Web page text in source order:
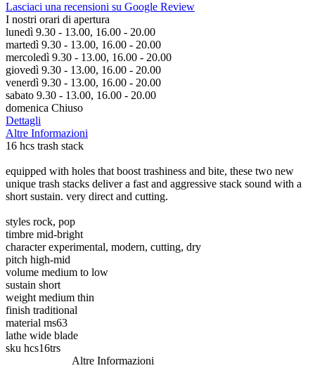
Lasciaci una recensioni su Google Review
I nostri orari di apertura
lunedì 9.30 - 13.00, 16.00 - 20.00
martedì 9.30 - 13.00, 16.00 - 20.00
mercoledì 9.30 - 13.00, 16.00 - 20.00
giovedì 9.30 - 13.00, 16.00 - 20.00
venerdì 9.30 - 13.00, 16.00 - 20.00
sabato 9.30 - 13.00, 16.00 - 20.00
domenica Chiuso
Dettagli
Altre Informazioni
16 hcs trash stack
equipped with holes that boost trashiness and bite, these two new
unique trash stacks deliver a fast and aggressive stack sound with a
short sustain. very direct and cutting.
styles rock, pop
timbre mid-bright
character experimental, modern, cutting, dry
pitch high-mid
volume medium to low
sustain short
weight medium thin
finish traditional
material ms63
lathe wide blade
sku hcs16trs
Altre Informazioni